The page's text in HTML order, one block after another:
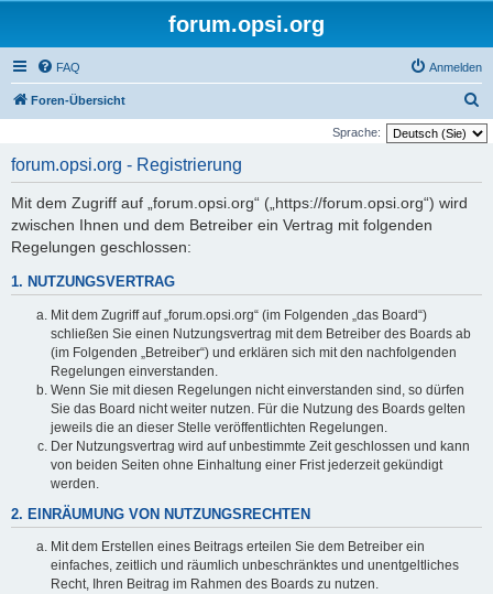
forum.opsi.org
FAQ Anmelden
Foren-Übersicht
u
Sprache:
forum.opsi.org - Registrierung
Mit dem Zugriff auf „forum.opsi.org“ („https://forum.opsi.org“) wird
zwischen Ihnen und dem Betreiber ein Vertrag mit folgenden
Regelungen geschlossen:
1. NUTZUNGSVERTRAG
Mit dem Zugriff auf „forum.opsi.org“ (im Folgenden „das Board“)
schließen Sie einen Nutzungsvertrag mit dem Betreiber des Boards ab
(im Folgenden „Betreiber“) und erklären sich mit den nachfolgenden
Regelungen einverstanden.
Wenn Sie mit diesen Regelungen nicht einverstanden sind, so dürfen
Sie das Board nicht weiter nutzen. Für die Nutzung des Boards gelten
jeweils die an dieser Stelle veröffentlichten Regelungen.
Der Nutzungsvertrag wird auf unbestimmte Zeit geschlossen und kann
von beiden Seiten ohne Einhaltung einer Frist jederzeit gekündigt
werden.
2. EINRÄUMUNG VON NUTZUNGSRECHTEN
Mit dem Erstellen eines Beitrags erteilen Sie dem Betreiber ein
einfaches, zeitlich und räumlich unbeschränktes und unentgeltliches
Recht, Ihren Beitrag im Rahmen des Boards zu nutzen.